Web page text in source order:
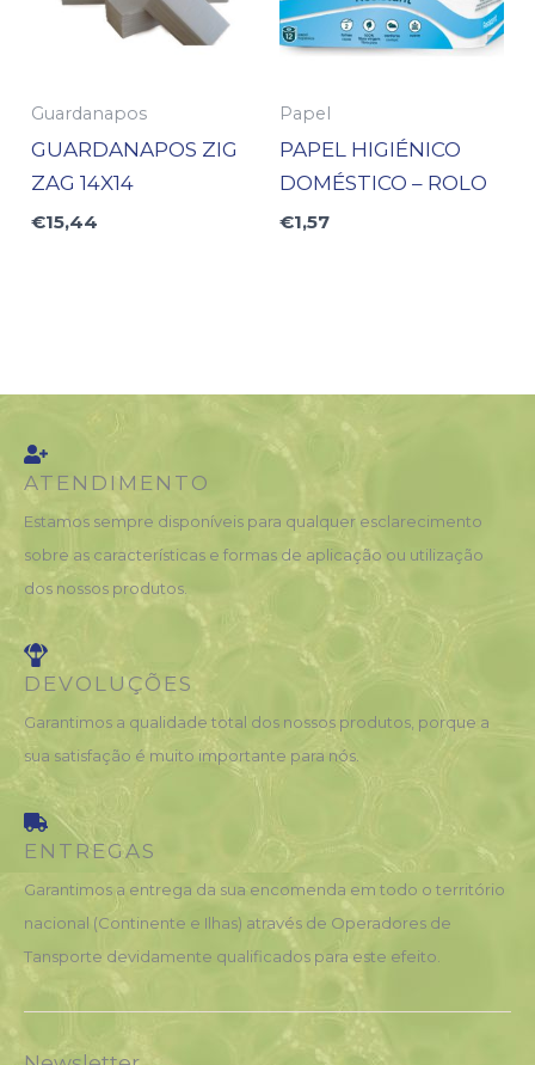
Guardanapos
GUARDANAPOS ZIG
ZAG 14X14
€15,44
Papel
PAPEL HIGIÉNICO
DOMÉSTICO – ROLO
€1,57
ATENDIMENTO
Estamos sempre disponíveis para qualquer esclarecimento
sobre as características e formas de aplicação ou utilização
dos nossos produtos.
DEVOLUÇÕES
Garantimos a qualidade total dos nossos produtos, porque a
sua satisfação é muito importante para nós.
ENTREGAS
Garantimos a entrega da sua encomenda em todo o território
nacional (Continente e Ilhas) através de Operadores de
Tansporte devidamente qualificados para este efeito.